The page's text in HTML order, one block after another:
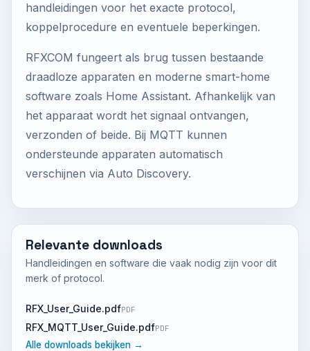
handleidingen voor het exacte protocol,
koppelprocedure en eventuele beperkingen.
RFXCOM fungeert als brug tussen bestaande
draadloze apparaten en moderne smart-home
software zoals Home Assistant. Afhankelijk van
het apparaat wordt het signaal ontvangen,
verzonden of beide. Bij MQTT kunnen
ondersteunde apparaten automatisch
verschijnen via Auto Discovery.
Relevante downloads
Handleidingen en software die vaak nodig zijn voor dit
merk of protocol.
RFX_User_Guide.pdfPDF
RFX_MQTT_User_Guide.pdfPDF
Alle downloads bekijken →